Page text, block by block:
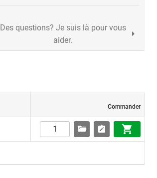
Des questions? Je suis là pour vous
aider.
Commander